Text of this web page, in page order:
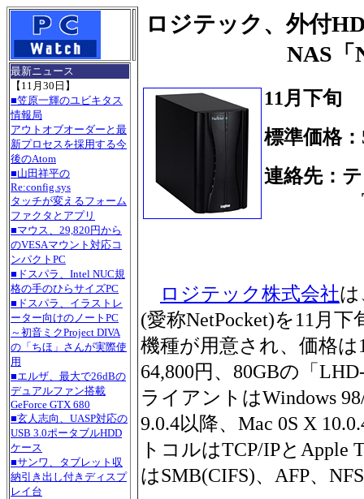
最新ニュース
【11月30日】
■笠原一輝のユビキタス
情報局
アウトオブオーダーと最
新プロセスを採用する今
後のAtom
■山田祥平の
Re:config.sys
タッチが変えるフォーム
ファクタとアプリ
■マウス、29,820円から
のVESAマウント対応コ
ンパクトPC
■ドスパラ、Intel NUC規
格の手のひらサイズPC
■ドスパラ、イラストレ
ーター向けのノートPC
～初音ミクProject DIVA
の「ちほ」さんが実際使
用
■エルザ、最大で26dBの
デュアルファン搭載
GeForce GTX 680
■玄人志向、UASP対応の
USB 3.0ポータブルHDD
ケース
■サンワ、タブレット収
納引き出し付きディスプ
レイ台
ロジテック、外付
NAS「
11月下旬
標準価格
連絡先：
ロジテック株式会社は
(愛称NetPocket)を11月
機種が用意され、価格は
64,800円、80GBの「
ライアントはWindows
9.0.4以降、Mac 0S X
トコルはTCP/IPとApple
はSMB(CIFS)、AFP、